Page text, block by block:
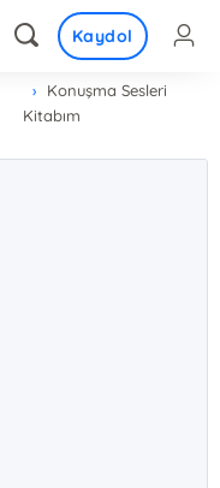
Kaydol
Konuşma Sesleri
Kitabım